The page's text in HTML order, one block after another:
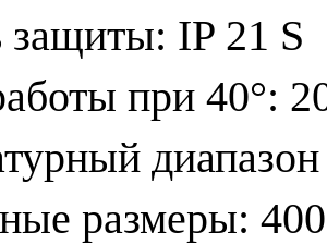
защиты: IP
при 40°:
размеры: